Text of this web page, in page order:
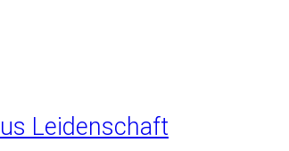
Leidenschaft